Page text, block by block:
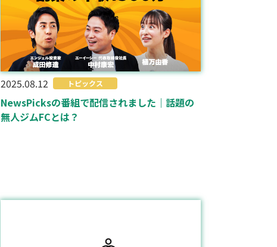
2025.08.12 トピックス
NewsPicksの番組で配信されました｜話題の
無人ジムFCとは？